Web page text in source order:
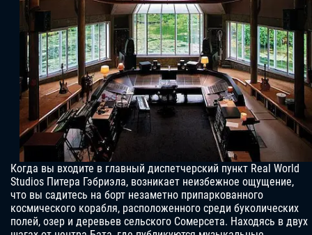
Когда вы входите в главный диспетчерский пункт Real World
Studios Питера Гэбриэла, возникает неизбежное ощущение,
что вы садитесь на борт незаметно припаркованного
космического корабля, расположенного среди буколических
полей, озер и деревьев сельского Сомерсета. Находясь в двух